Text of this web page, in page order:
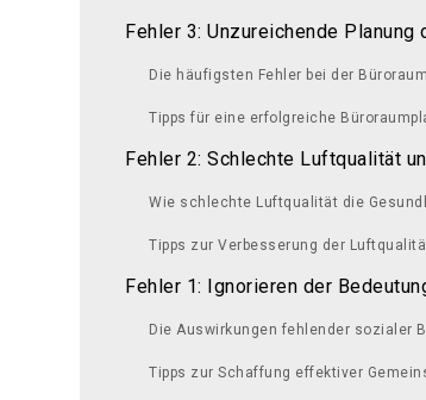
Fehler 3: Unzureichende Planung
Die häufigsten Fehler bei der
Tipps für eine erfolgreiche
Fehler 2: Schlechte Luftqualität
Wie schlechte Luftqualität die
Tipps zur Verbesserung der
Fehler 1: Ignorieren der
Die Auswirkungen fehlender sozialer
Tipps zur Schaffung effektiver